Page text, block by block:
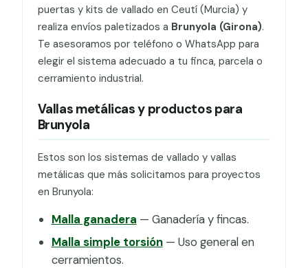
puertas y kits de vallado en Ceutí (Murcia) y
realiza envíos paletizados a Brunyola (Girona).
Te asesoramos por teléfono o WhatsApp para
elegir el sistema adecuado a tu finca, parcela o
cerramiento industrial.
Vallas metálicas y productos para
Brunyola
Estos son los sistemas de vallado y vallas
metálicas que más solicitamos para proyectos
en Brunyola:
Malla ganadera — Ganadería y fincas.
Malla simple torsión— Uso general en
cerramientos.